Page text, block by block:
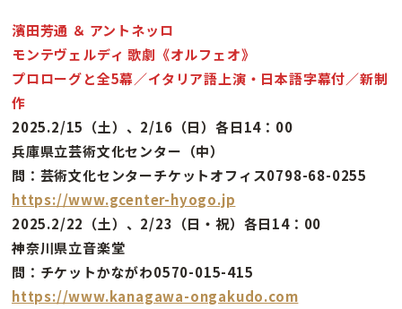
濱田芳通 ＆ アントネッロ
モンテヴェルディ 歌劇《オルフェオ》
プロローグと全5幕／イタリア語上演・日本語字幕付／新制
作
2025.2/15（土）、2/16（日）各日14：00
兵庫県立芸術文化センター（中）
問：芸術文化センターチケットオフィス0798-68-0255
https://www.gcenter-hyogo.jp
2025.2/22（土）、2/23（日・祝）各日14：00
神奈川県立音楽堂
問：チケットかながわ0570-015-415
https://www.kanagawa-ongakudo.com